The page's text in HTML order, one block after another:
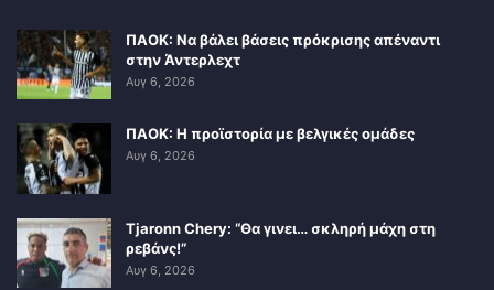
ΠΑΟΚ: Να βάλει βάσεις πρόκρισης απέναντι
στην Άντερλεχτ
Αυγ 6, 2026
ΠΑΟΚ: Η προϊστορία με βελγικές ομάδες
Αυγ 6, 2026
Tjaronn Chery: “Θα γινει… σκληρή μάχη στη
ρεβάνς!”
Αυγ 6, 2026